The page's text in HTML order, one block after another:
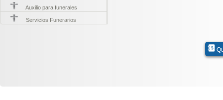
Auxilio para funerales
Servicios Funerarios